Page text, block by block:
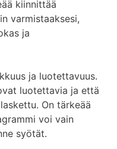
kiinnittää
varmistaaksesi,
ja
ja luotettavuus.
luotettavia ja että
On tärkeää
voi vain
syötät.